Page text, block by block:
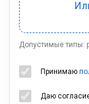
Допустимые типы:
Принимаю
Даю